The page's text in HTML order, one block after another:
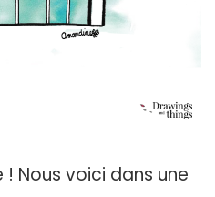
! Nous voici dans une